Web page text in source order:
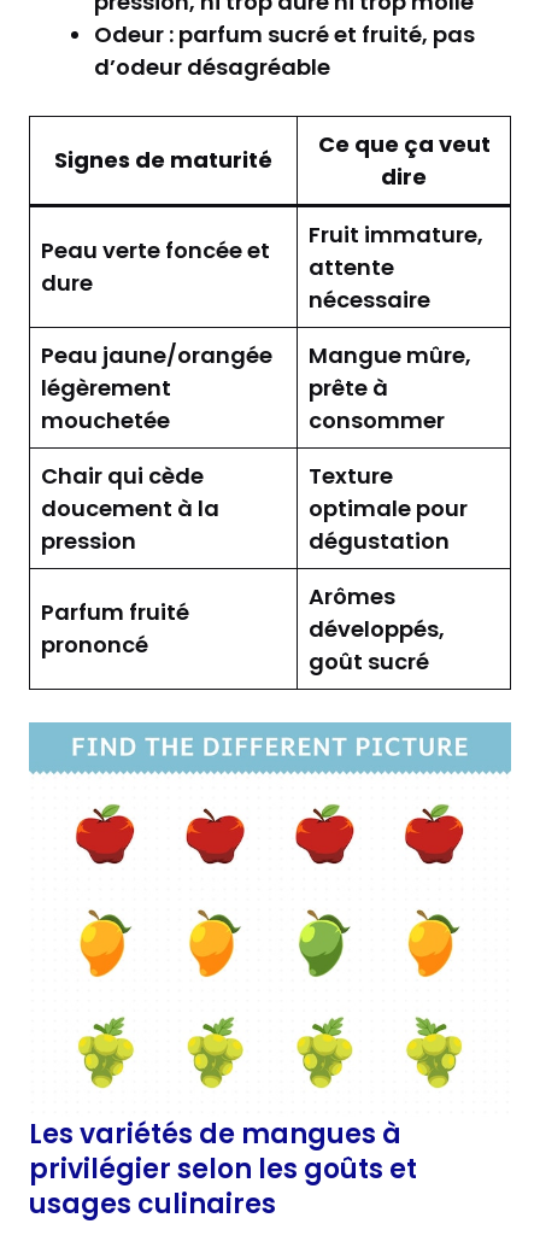
Odeur : parfum sucré et fruité, pas
d’odeur désagréable
Signes de maturité
Ce que ça veut
dire
Peau verte foncée et
dure
Fruit immature,
attente
nécessaire
Peau jaune/orangée
légèrement
mouchetée
Mangue mûre,
prête à
consommer
Chair qui cède
doucement à la
pression
Texture
optimale pour
dégustation
Parfum fruité
prononcé
Arômes
développés,
goût sucré
Les variétés de mangues à
privilégier selon les goûts et
usages culinaires